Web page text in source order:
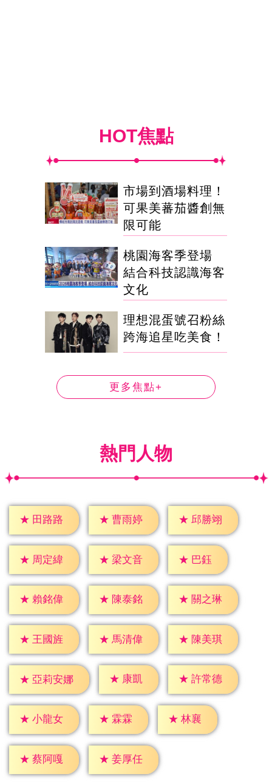
HOT焦點
市場到酒場料理！
可果美蕃茄醬創無
限可能
桃園海客季登場
結合科技認識海客
文化
理想混蛋號召粉絲
跨海追星吃美食！
更多焦點+
熱門人物
★ 田路路 ★ 曹雨婷 ★ 邱勝翊
★ 周定緯 ★ 梁文音 ★ 巴鈺
★ 賴銘偉 ★ 陳泰銘 ★ 關之琳
★ 王國旌 ★ 馬清偉 ★ 陳美琪
★ 亞莉安娜 ★ 康凱 ★ 許常德
★ 小龍女 ★ 霖霖 ★ 林襄
★ 蔡阿嘎 ★ 姜厚任